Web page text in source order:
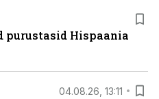
purustasid Hispaania
04.08.26, 13:11